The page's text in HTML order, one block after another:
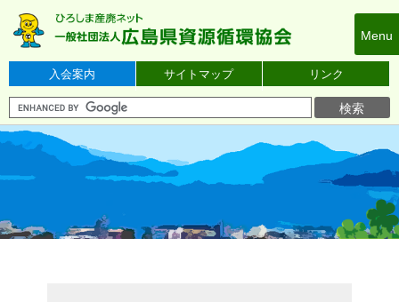
ス
ッ
プ
入会案内 サイトマップ リンク
Menu